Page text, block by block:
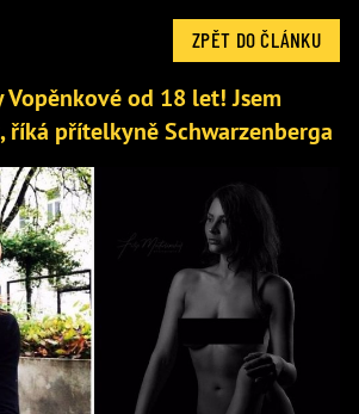
ZPĚT DO ČLÁNKU
Vopěnkové od 18 let! Jsem
říká přítelkyně Schwarzenberga